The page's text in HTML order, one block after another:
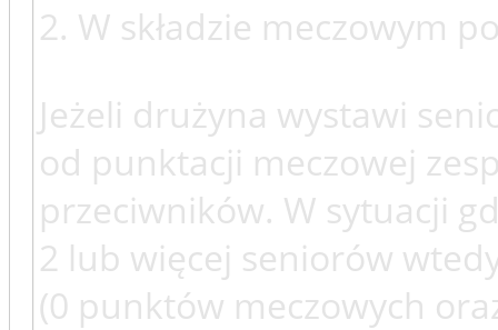
2. W składzie meczowym
Jeżeli drużyna wystawi
od punktacji meczowej
przeciwników. W sytuacji
2 lub więcej seniorów
(0 punktów meczowych